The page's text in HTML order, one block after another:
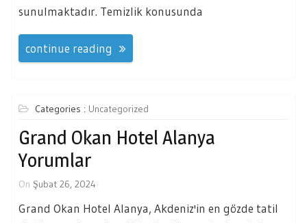
sunulmaktadır. Temizlik konusunda
continue reading
Categories : Uncategorized
Grand Okan Hotel Alanya
Yorumlar
On Şubat 26, 2024
Grand Okan Hotel Alanya, Akdeniz'in en gözde tatil